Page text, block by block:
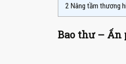
2 Nâng tầm thương
Bao thư – Ấn